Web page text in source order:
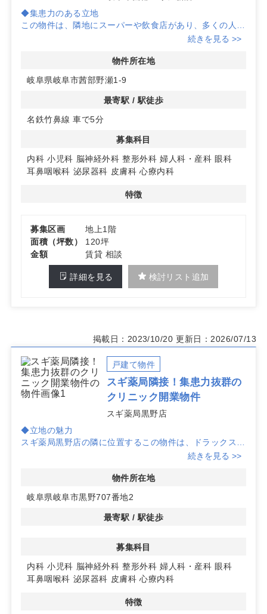
◆集患力のある立地
この物件は、隣地にスーパーや飲食店があり、多くの人々
が集まるエリアに位置しています。日常的に人々の往来が
ロードサイドに位置するため、視認性が非常に高い物件で
す。目立つ場所にあることは、患者様がクリニックを見つ
す。
内科や小児科、整形外科など多様な診療科目に対応可能な
スペースを提供します。柔軟な対応ができるため、クリニ
続きを見る >>
物件所在地
岐阜県岐阜市茜部野瀬1-9
最寄駅 / 駅徒歩
名鉄竹鼻線 車で5分
募集科目
内科 小児科 脳神経外科 整形外科 婦人科・産科 眼科
耳鼻咽喉科 泌尿器科 皮膚科 心療内科
特徴
募集区画
地上1階
面積（坪数）
120坪
金額
賃貸 相談
詳細を見る 検討リスト追加
掲載日：2023/10/20 更新日：2026/07/13
戸建て物件
スギ薬局隣接！集患力抜群の
クリニック開業物件
スギ薬局黒野店
◆立地の魅力
スギ薬局黒野店の隣に位置するこの物件は、ドラックスト
ア利用者の流れを活用した集患力が期待できます。また、
かりと捉えることが可能です。
◆充実の駐車場
駐車場も豊富に完備されているため、来院される患者様に
◆おすすめ診療科目
耳鼻咽喉科や眼科、泌尿器科に特におすすめの診療圏があ
ります。優良診療圏科目としても評価されており、クリニ
ック開業に最適な環境です。詳細はお問い合わせくださ
続きを見る >>
物件所在地
岐阜県岐阜市黒野707番地2
最寄駅 / 駅徒歩
募集科目
内科 小児科 脳神経外科 整形外科 婦人科・産科 眼科
耳鼻咽喉科 泌尿器科 皮膚科 心療内科
特徴